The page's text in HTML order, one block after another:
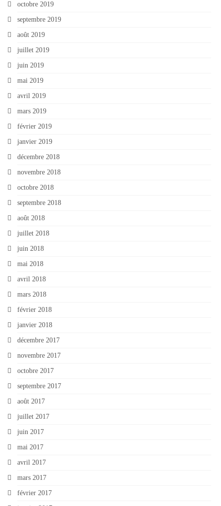
octobre 2019
septembre 2019
août 2019
juillet 2019
juin 2019
mai 2019
avril 2019
mars 2019
février 2019
janvier 2019
décembre 2018
novembre 2018
octobre 2018
septembre 2018
août 2018
juillet 2018
juin 2018
mai 2018
avril 2018
mars 2018
février 2018
janvier 2018
décembre 2017
novembre 2017
octobre 2017
septembre 2017
août 2017
juillet 2017
juin 2017
mai 2017
avril 2017
mars 2017
février 2017